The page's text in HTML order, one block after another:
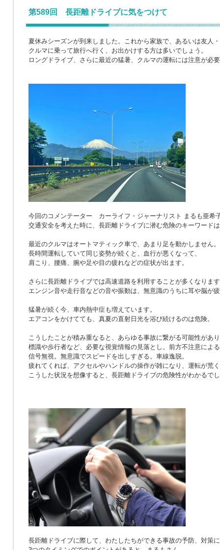
第589回 長距離ドライブに気をつけて
夏休みシーズンが到来しました。これから家族で、あるいは友人
クルマに乗って旅行へ行く、お出かけする方は多いでしょう。
ロングドライブ、さらに最近の猛暑、クルマの運転には注意が必
今回のコメンテーター カーライフ・ジャーナリスト まるも亜希
交通安全を考えた時に、長距離ドライブに潜む危険のキーワード
最近のクルマはオートマティック車で、あまり足を動かしません。
長時間運転していて同じ姿勢が続くと、血行が悪くなって、
肩こり、腰痛、腕や足や目の疲れなどの症状が出ます。
さらに長距離ドライブでは高速道路を利用することが多くなりま
エンジン音や走行音などの音や振動は、無意識のうちに耳や脳が
猛暑が続く今、車内熱中症も増えています。
エアコンをかけてても、真夏の直射日光を浴び続けるのは危険。
こうしたことが積み重なると、あらゆる事故に繋がる可能性があ
標識や歩行者など、必要な視覚情報の見落とし。前方不注意によ
信号無視。無意識でスピードを出しすぎる。車線逸脱。
疲れてくれば、アクセルやハンドルの操作が雑になり、運転が荒
こうした状況を想像すると、長距離ドライブの危険性がわかるで
長距離ドライブに際して、わたしたちができる事故の予防、対策